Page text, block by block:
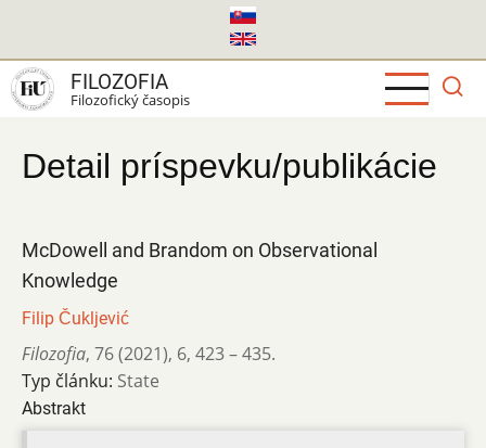
hlavný
obsah
FILOZOFIA
Filozofický časopis
Detail príspevku/publikácie
McDowell and Brandom on Observational
Knowledge
Filip Čukljević
Filozofia, 76 (2021), 6, 423 – 435.
Typ článku: State
Abstrakt